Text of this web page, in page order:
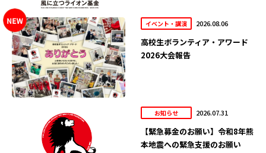
イベント・講演 2026.08.06
高校生ボランティア・アワード
2026大会報告
お知らせ 2026.07.31
【緊急募金のお願い】令和8年熊
本地震への緊急支援のお願い